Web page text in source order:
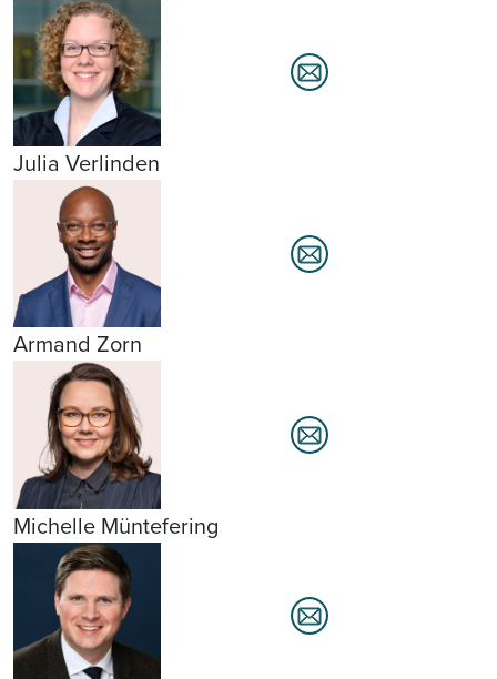
Julia Verlinden
Armand Zorn
Michelle Müntefering